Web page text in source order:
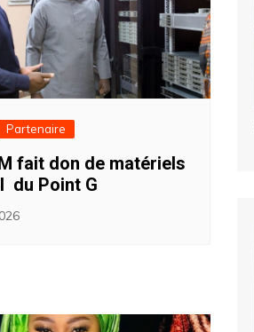
Partenaire
fait don de matériels
du Point G